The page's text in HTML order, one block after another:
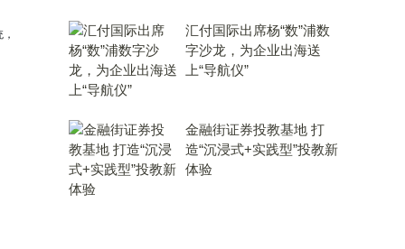
汇付国际出席杨“数”浦数
字沙龙，为企业出海送
上“导航仪”
金融街证券投教基地 打
造“沉浸式+实践型”投教新
体验